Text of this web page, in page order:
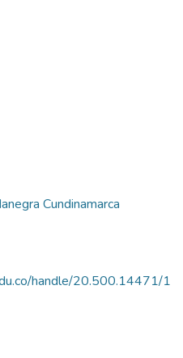
Cundinamarca
handle/20.500.14471/1